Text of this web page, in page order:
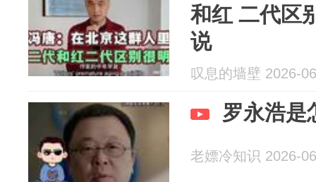
和红 二代区
说
叹息的墙壁 2026-
罗永浩是
老嫖冷知识 2026-